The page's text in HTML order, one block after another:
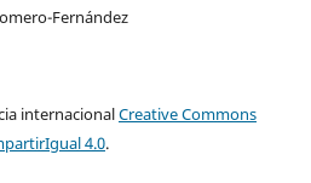
Fernández
internacionalCreative Commons
4.0.